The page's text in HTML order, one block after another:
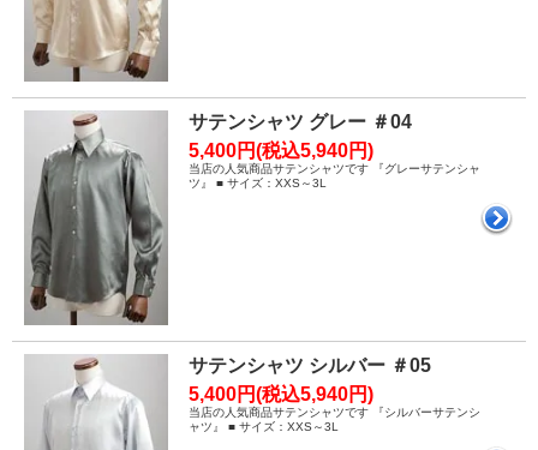
サテンシャツ グレー ＃04
5,400円(税込5,940円)
当店の人気商品サテンシャツです 『グレーサテンシャ
ツ』 ■ サイズ：XXS～3L
サテンシャツ シルバー ＃05
5,400円(税込5,940円)
当店の人気商品サテンシャツです 『シルバーサテンシ
ャツ』 ■ サイズ：XXS～3L